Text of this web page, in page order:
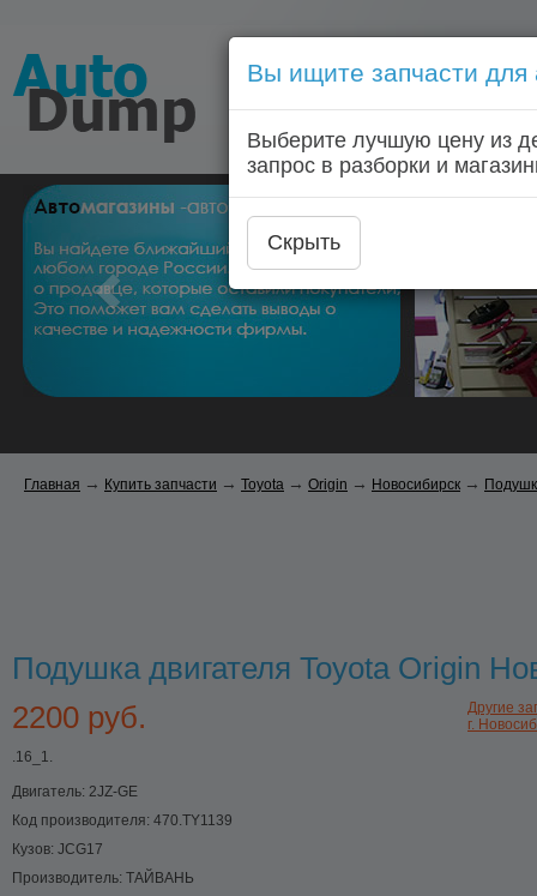
Голосовой запрос
Главная
Главная → Купить запчасти → Toyota → Origin → Новосибирск →
Подушка двигателя Toyota Origin
Другие
г.
2200 руб.
.16_1.
Двигатель: 2JZ-GE
Код производителя: 470.TY1139
Кузов: JCG17
Производитель: ТАЙВАНЬ
Вы ищите запчасти для
Выберите лучшую цену из
запрос в разборки и
Скрыть